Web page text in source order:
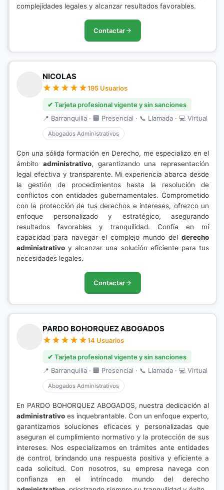
complejidades legales y alcanzar resultados favorables.
Contactar
NICOLAS
195 Usuarios
✔ Tarjeta profesional vigente y sin sanciones
📍 Barranquilla · 🏢 Presencial · 📞 Llamada · 💻 Virtual
Abogados Administrativos
Con una sólida formación en Derecho, me especializo en el
ámbito administrativo, garantizando una representación
legal efectiva y transparente. Mi experiencia abarca desde
la gestión de procedimientos hasta la resolución de
conflictos con entidades gubernamentales. Comprometido
con la protección de tus derechos e intereses, ofrezco un
enfoque personalizado y estratégico, asegurando
resultados favorables y tranquilidad. Confía en mi
capacidad para navegar el complejo mundo del derecho
administrativo y alcanzar una solución eficiente para tus
necesidades legales.
Contactar
PARDO BOHORQUEZ ABOGADOS
14 Usuarios
✔ Tarjeta profesional vigente y sin sanciones
📍 Barranquilla · 🏢 Presencial · 📞 Llamada · 💻 Virtual
Abogados Administrativos
En PARDO BOHORQUEZ ABOGADOS, nuestra dedicación al
administrativo es inquebrantable. Con un enfoque experto,
garantizamos soluciones eficaces y personalizadas que
aseguran el cumplimiento normativo y la protección de sus
intereses. Nos especializamos en trámites ante entidades
de control, brindando una respuesta positiva y eficiente a
cada solicitud. Con nosotros, su empresa navega con
confianza en el intrincado mundo del derecho